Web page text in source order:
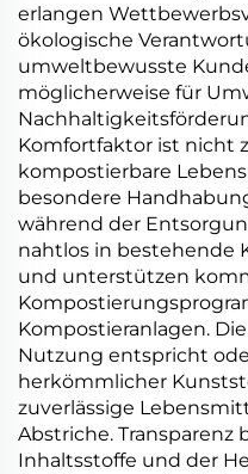
erlangen
ökologische
umweltbewusste
möglicherweise für
Komfortfaktor ist nicht
kompostierbare
besondere
während der
nahtlos in bestehende
und unterstützen
Kompostieranlagen.
Nutzung entspricht
herkömmlicher
zuverlässige
Abstriche.
Inhaltsstoffe und der